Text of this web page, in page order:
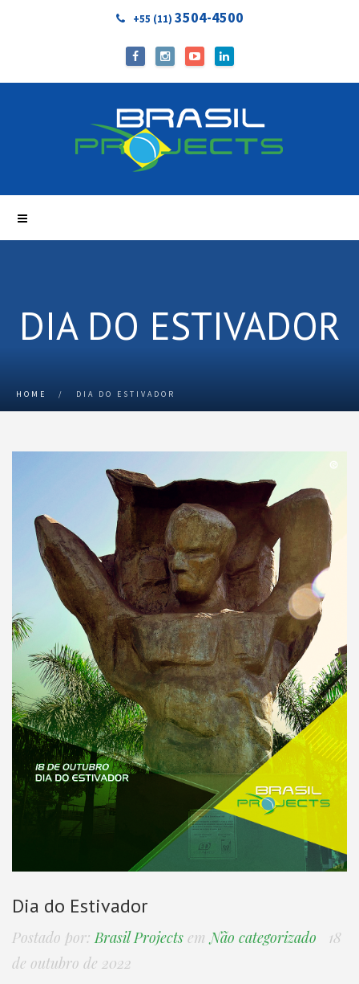
+55 (11) 3504-4500
DIA DO ESTIVADOR
HOME / DIA DO ESTIVADOR
Dia do Estivador
Postado por: Brasil Projects em Não categorizado
18
de outubro de 2022